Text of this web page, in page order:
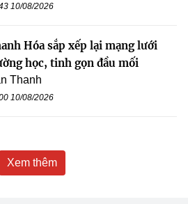
10/08/2026
Hóa sắp xếp lại mạng lưới
học, tinh gọn đầu mối
Thanh
10/08/2026
Xem thêm